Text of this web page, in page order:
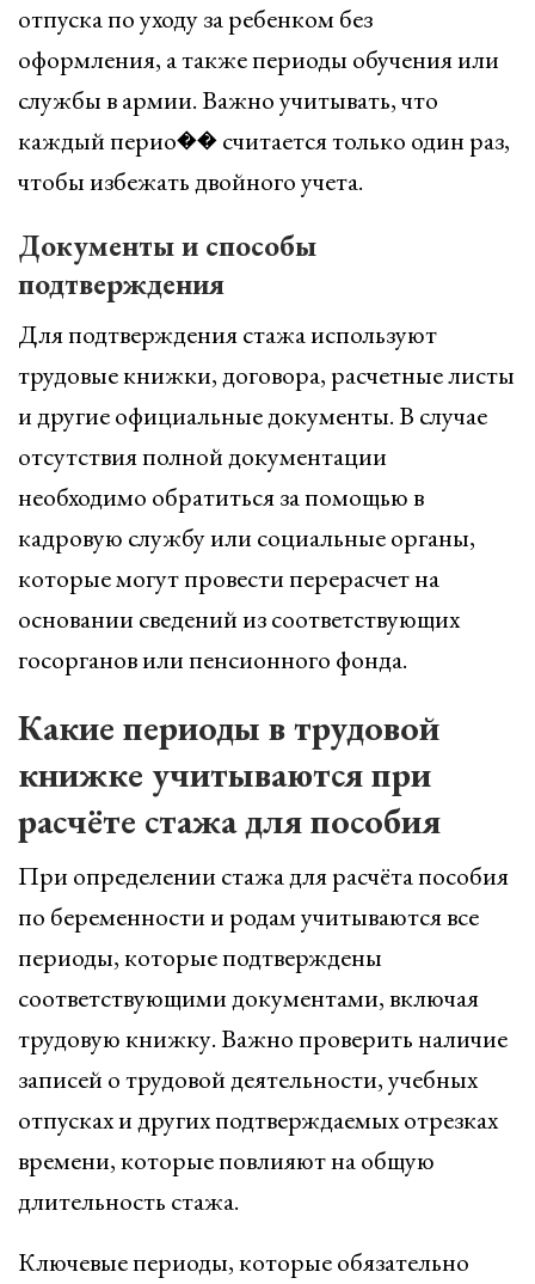
отпуска по уходу за ребенком без
оформления, а также периоды обучения или
службы в армии. Важно учитывать, что
каждый перио�� считается только один раз,
чтобы избежать двойного учета.
Документы и способы
подтверждения
Для подтверждения стажа используют
трудовые книжки, договора, расчетные листы
и другие официальные документы. В случае
отсутствия полной документации
необходимо обратиться за помощью в
кадровую службу или социальные органы,
которые могут провести перерасчет на
основании сведений из соответствующих
госорганов или пенсионного фонда.
Какие периоды в трудовой
книжке учитываются при
расчёте стажа для пособия
При определении стажа для расчёта пособия
по беременности и родам учитываются все
периоды, которые подтверждены
соответствующими документами, включая
трудовую книжку. Важно проверить наличие
записей о трудовой деятельности, учебных
отпусках и других подтверждаемых отрезках
времени, которые повлияют на общую
длительность стажа.
Ключевые периоды, которые обязательно